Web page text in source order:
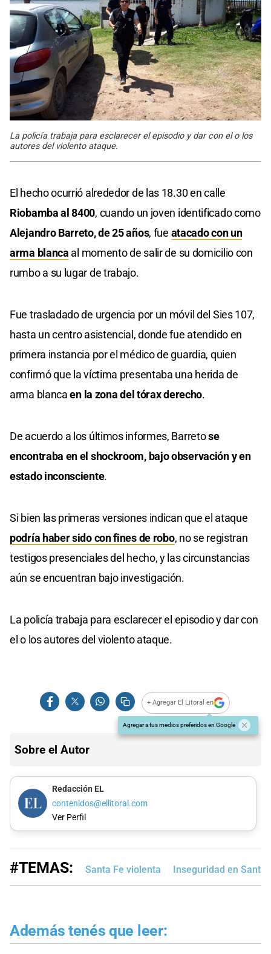
La policía trabaja para esclarecer el episodio y dar con el o los
autores del violento ataque.
El hecho ocurrió alrededor de las 18.30 en calle
Riobamba al 8400, cuando un joven identificado como
Alejandro Barreto, de 25 años, fue atacado con un
arma blanca al momento de salir de su domicilio con
rumbo a su lugar de trabajo.
Fue trasladado de urgencia por un móvil del Sies 107,
hasta un centro asistencial, donde fue atendido en
primera instancia por el médico de guardia, quien
confirmó que la víctima presentaba una herida de
arma blancaen la zona del tórax derecho.
De acuerdo a los últimos informes, Barretose
encontraba en el shockroom, bajo observación y en
estado inconsciente.
Si bien las primeras versiones indican que el ataque
podría haber sido con fines de robo, no se registran
testigos presenciales del hecho, y las circunstancias
aún se encuentran bajo investigación.
La policía trabaja para esclarecer el episodio y dar con
el o los autores del violento ataque.
+ Agregar El Litoral en
Agregar a tus medios preferidos en Google
Sobre el Autor
Redacción EL
contenidos@ellitoral.com
Ver Perfil
#TEMAS: Santa Fe violenta Inseguridad en Santa
Además tenés que leer: